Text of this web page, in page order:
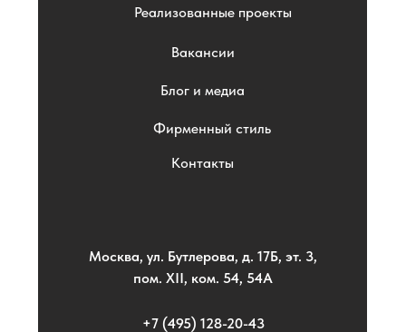
Реализованные проекты
Вакансии
Блог и медиа
Фирменный стиль
Контакты
+7 (495) 128-20-43
Москва, ул. Бутлерова, д. 17Б, эт. 3,
пом. XII, ком. 54, 54А